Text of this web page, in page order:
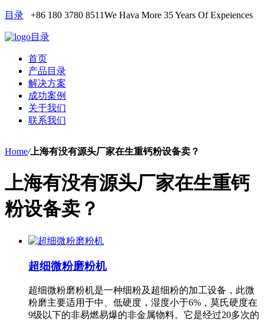
目录 +86 180 3780 8511We Hava More 35 Years Of Expeiences
目录
首页
产品目录
解决方案
成功案例
关于我们
联系我们
Home/上海有没有源头厂家在生重钙粉设备卖？
上海有没有源头厂家在生重钙
粉设备卖？
超细微粉磨粉机
超细微粉磨粉机是一种细粉及超细粉的加工设备，此微
粉磨主要适用于中、低硬度，湿度小于6%，莫氏硬度在
9级以下的非易燃易爆的非金属物料。它是经过20多次的